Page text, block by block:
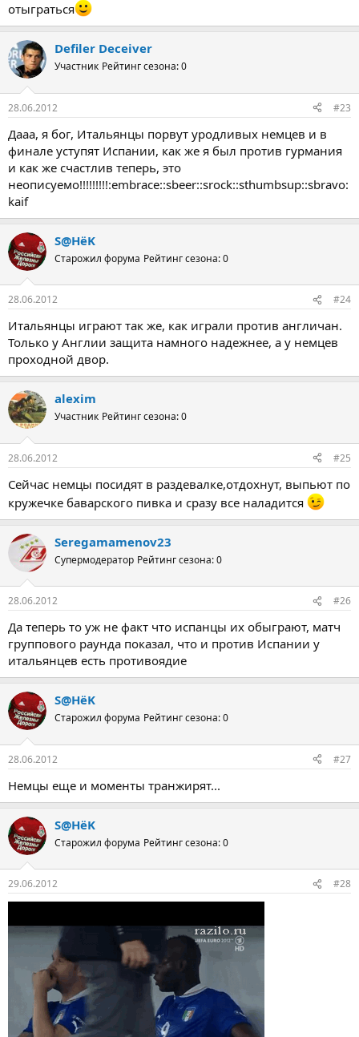
отыграться
Defiler Deceiver
Участник Рейтинг сезона: 0
28.06.2012 #23
Дааа, я бог, Итальянцы порвут уродливых немцев и в
финале уступят Испании, как же я был против гурмания
и как же счастлив теперь, это
неописуемо!!!!!!!!!:embrace::sbeer::srock::sthumbsup::sbravo:
kaif
S@HёK
Старожил форума Рейтинг сезона: 0
28.06.2012 #24
Итальянцы играют так же, как играли против англичан.
Только у Англии защита намного надежнее, а у немцев
проходной двор.
alexim
Участник Рейтинг сезона: 0
28.06.2012 #25
Сейчас немцы посидят в раздевалке,отдохнут, выпьют по
кружечке баварского пивка и сразу все наладится
Seregamamenov23
Супермодератор Рейтинг сезона: 0
28.06.2012 #26
Да теперь то уж не факт что испанцы их обыграют, матч
группового раунда показал, что и против Испании у
итальянцев есть противоядие
S@HёK
Старожил форума Рейтинг сезона: 0
28.06.2012 #27
Немцы еще и моменты транжирят...
S@HёK
Старожил форума Рейтинг сезона: 0
29.06.2012 #28